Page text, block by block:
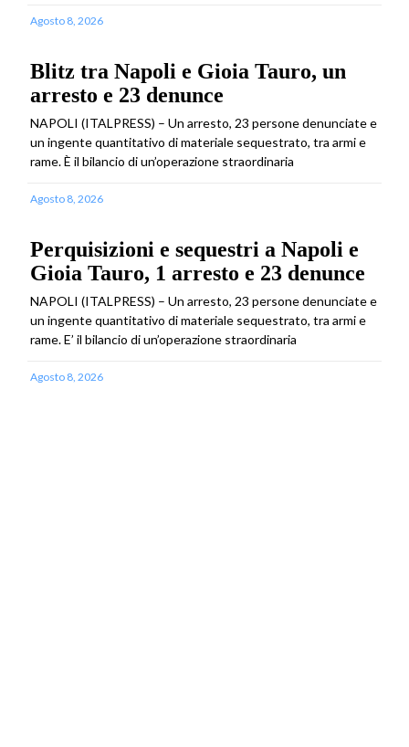
Agosto 8, 2026
Blitz tra Napoli e Gioia Tauro, un
arresto e 23 denunce
NAPOLI (ITALPRESS) – Un arresto, 23 persone denunciate e
un ingente quantitativo di materiale sequestrato, tra armi e
rame. È il bilancio di un’operazione straordinaria
Agosto 8, 2026
Perquisizioni e sequestri a Napoli e
Gioia Tauro, 1 arresto e 23 denunce
NAPOLI (ITALPRESS) – Un arresto, 23 persone denunciate e
un ingente quantitativo di materiale sequestrato, tra armi e
rame. E’ il bilancio di un’operazione straordinaria
Agosto 8, 2026